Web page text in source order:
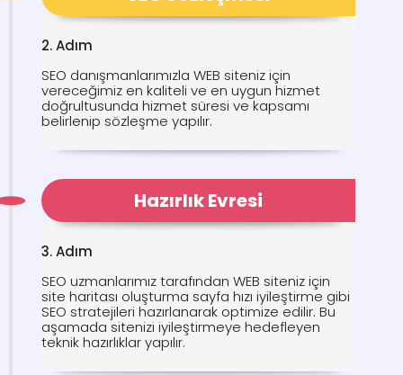
2. Adım
SEO danışmanlarımızla WEB siteniz için
vereceğimiz en kaliteli ve en uygun hizmet
doğrultusunda hizmet süresi ve kapsamı
belirlenip sözleşme yapılır.
Hazırlık Evresi
3. Adım
SEO uzmanlarımız tarafından WEB siteniz için
site haritası oluşturma sayfa hızı iyileştirme gibi
SEO stratejileri hazırlanarak optimize edilir. Bu
aşamada sitenizi iyileştirmeye hedefleyen
teknik hazırlıklar yapılır.